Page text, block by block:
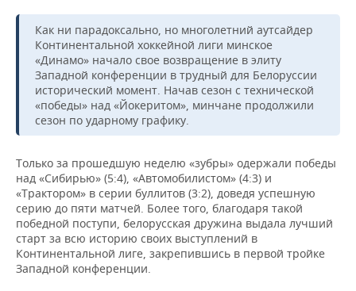
Как ни парадоксально, но многолетний аутсайдер
Континентальной хоккейной лиги минское
«Динамо» начало свое возвращение в элиту
Западной конференции в трудный для Белоруссии
исторический момент. Начав сезон с технической
«победы» над «Йокеритом», минчане продолжили
сезон по ударному графику.
Только за прошедшую неделю «зубры» одержали победы
над «Сибирью» (5:4), «Автомобилистом» (4:3) и
«Трактором» в серии буллитов (3:2), доведя успешную
серию до пяти матчей. Более того, благодаря такой
победной поступи, белорусская дружина выдала лучший
старт за всю историю своих выступлений в
Континентальной лиге, закрепившись в первой тройке
Западной конференции.